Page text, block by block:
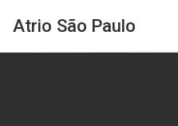
Atrio São Paulo